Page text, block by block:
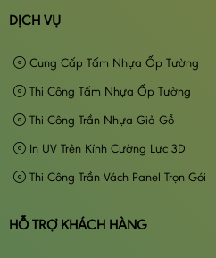
DỊCH VỤ
Cung Cấp Tấm Nhựa Ốp Tường
Thi Công Tấm Nhựa Ốp Tường
Thi Công Trần Nhựa Giả Gỗ
In UV Trên Kính Cường Lực 3D
Thi Công Trần Vách Panel Trọn Gói
HỖ TRỢ KHÁCH HÀNG